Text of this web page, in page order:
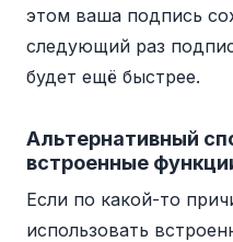
этом ваша подпись
следующий раз
будет ещё быстрее.
Альтернативный
встроенные
Если по какой-то
использовать